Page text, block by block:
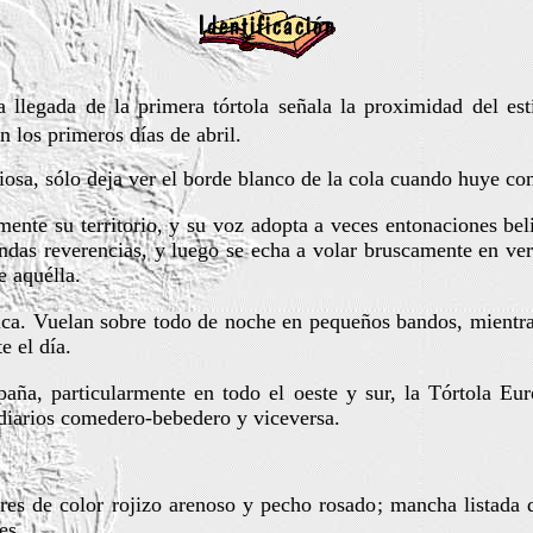
llegada de la primera tórtola señala la proximidad del
los primeros días de abril.
sólo deja ver el borde blanco de la cola cuando huye
su territorio, y su voz adopta a veces entonaciones
reverencias, y luego se echa a volar bruscamente en
aquélla.
Vuelan sobre todo de noche en pequeños bandos,
el día.
particularmente en todo el oeste y sur, la Tórtola
comedero-bebedero y viceversa.
de color rojizo arenoso y pecho rosado; mancha